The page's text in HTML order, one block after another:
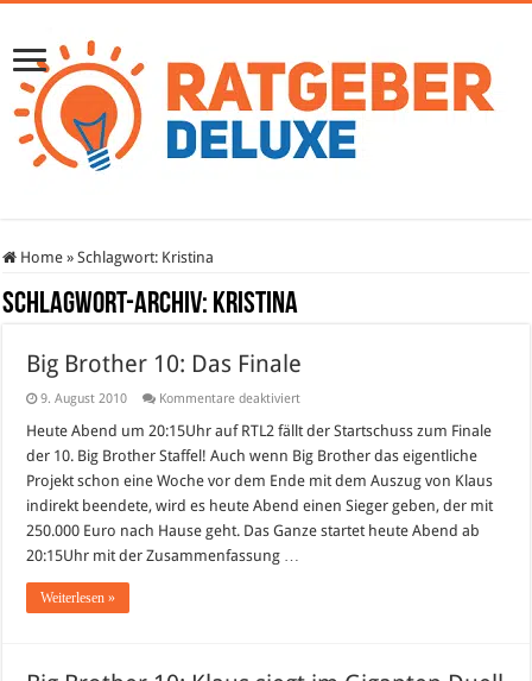
Home » Schlagwort: Kristina
Schlagwort-Archiv: Kristina
Big Brother 10: Das Finale
9. August 2010 Kommentare deaktiviertfür
Brother
Das
Finale
Heute Abend um 20:15Uhr auf RTL2 fällt der Startschuss zum Finale
der 10. Big Brother Staffel! Auch wenn Big Brother das eigentliche
Projekt schon eine Woche vor dem Ende mit dem Auszug von Klaus
indirekt beendete, wird es heute Abend einen Sieger geben, der mit
250.000 Euro nach Hause geht. Das Ganze startet heute Abend ab
20:15Uhr mit der Zusammenfassung …
Weiterlesen »